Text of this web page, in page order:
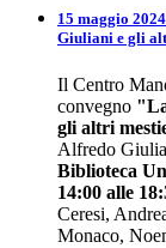
15 maggio
Giuliani e gli
Il Centro
convegno
gli altri
Alfredo
Biblioteca
14:00 alle
Ceresi,
Monaco,